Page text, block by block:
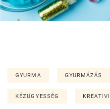
GYURMA GYURMÁZÁS
KÉZÜGYESSÉG